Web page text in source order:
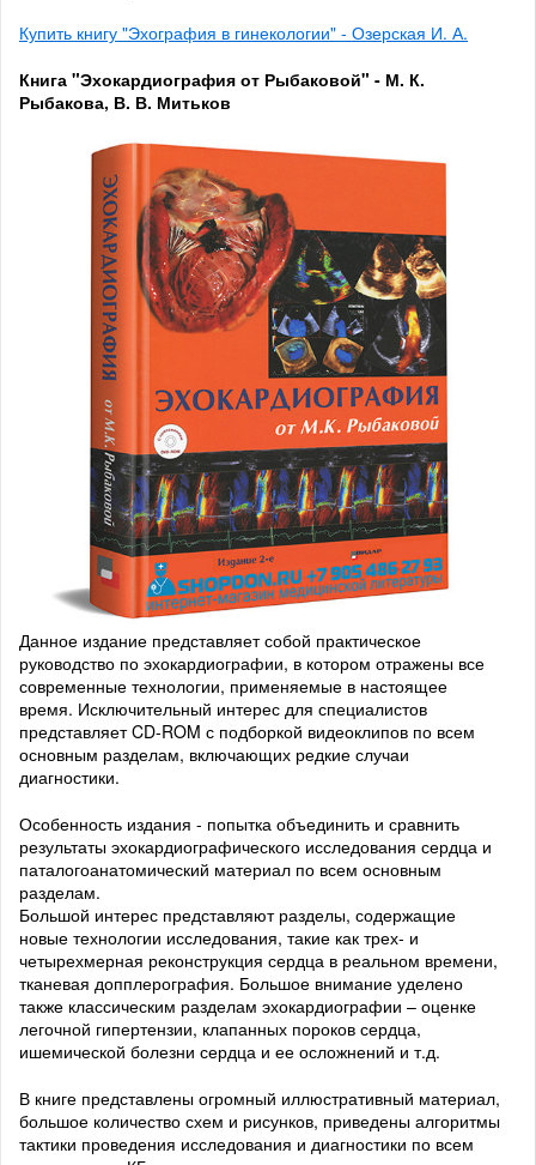
Купить книгу "Эхография в гинекологии" - Озерская И. А.
Книга "Эхокардиография от Рыбаковой" - М. К.
Рыбакова, В. В. Митьков
Данное издание представляет собой практическое
руководство по эхокардиографии, в котором отражены все
современные технологии, применяемые в настоящее
время. Исключительный интерес для специалистов
представляет CD-ROM с подборкой видеоклипов по всем
основным разделам, включающих редкие случаи
диагностики.
Особенность издания - попытка объединить и сравнить
результаты эхокардиографического исследования сердца и
паталогоанатомический материал по всем основным
разделам.
Большой интерес представляют разделы, содержащие
новые технологии исследования, такие как трех- и
четырехмерная реконструкция сердца в реальном времени,
тканевая допплерография. Большое внимание уделено
также классическим разделам эхокардиографии – оценке
легочной гипертензии, клапанных пороков сердца,
ишемической болезни сердца и ее осложнений и т.д.
В книге представлены огромный иллюстративный материал,
большое количество схем и рисунков, приведены алгоритмы
тактики проведения исследования и диагностики по всем